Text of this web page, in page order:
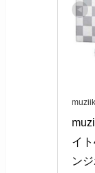
muziik
イ
ン